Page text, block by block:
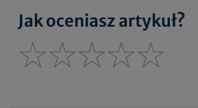
Jak oceniasz artykuł?